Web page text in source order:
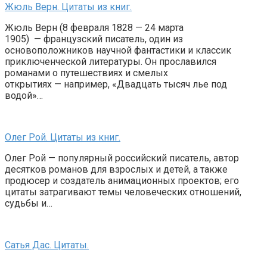
Жюль Верн. Цитаты из книг.
Жюль Верн (8 февраля 1828 — 24 марта
1905) — французский писатель, один из
основоположников научной фантастики и классик
приключенческой литературы. Он прославился
романами о путешествиях и смелых
открытиях — например, «Двадцать тысяч лье под
водой»…
Олег Рой. Цитаты из книг.
Олег Рой — популярный российский писатель, автор
десятков романов для взрослых и детей, а также
продюсер и создатель анимационных проектов; его
цитаты затрагивают темы человеческих отношений,
судьбы и…
Сатья Дас. Цитаты.